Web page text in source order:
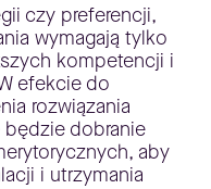
czy preferencji,
wymagają tylko
kompetencji i
efekcie do
rozwiązania
dobranie
aby
i utrzymania